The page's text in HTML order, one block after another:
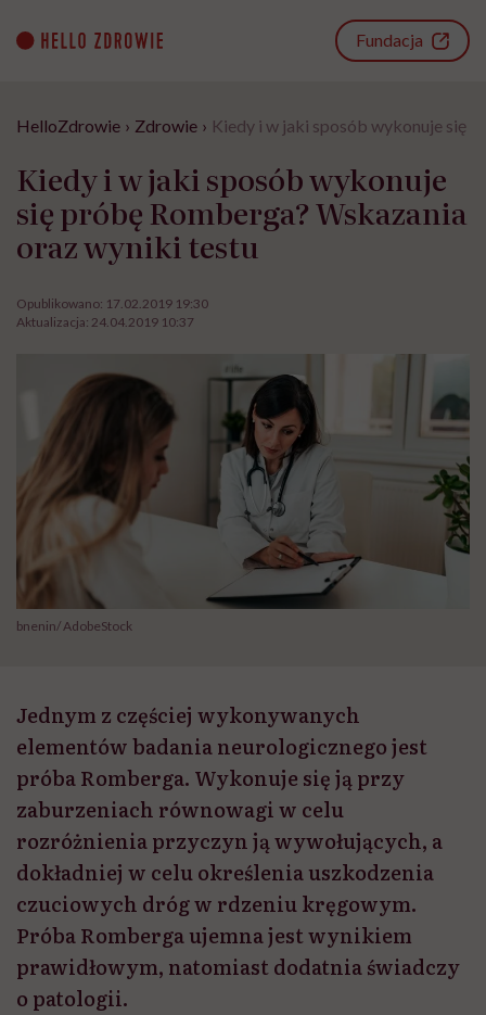
content
Fundacja
HelloZdrowie › Zdrowie › Kiedy i w jaki sposób wykonuje się
Kiedy i w jaki sposób wykonuje
się próbę Romberga? Wskazania
oraz wyniki testu
Opublikowano: 17.02.2019 19:30
Aktualizacja: 24.04.2019 10:37
bnenin/ AdobeStock
Jednym z częściej wykonywanych
elementów badania neurologicznego jest
próba Romberga. Wykonuje się ją przy
zaburzeniach równowagi w celu
rozróżnienia przyczyn ją wywołujących, a
dokładniej w celu określenia uszkodzenia
czuciowych dróg w rdzeniu kręgowym.
Próba Romberga ujemna jest wynikiem
prawidłowym, natomiast dodatnia świadczy
o patologii.